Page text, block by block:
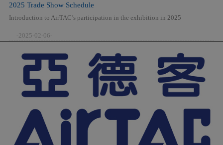
2025 Trade Show Schedule
Introduction to AirTAC’s participation in the exhibition in 2025
-2025-02-06-